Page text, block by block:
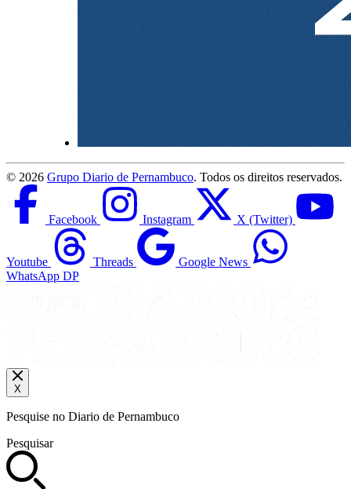
© 2026 Grupo Diario de Pernambuco. Todos os direitos reservados.
Facebook Instagram X (Twitter)
Youtube Threads
Google News
WhatsApp DP
X
Pesquise no Diario de Pernambuco
Pesquisar